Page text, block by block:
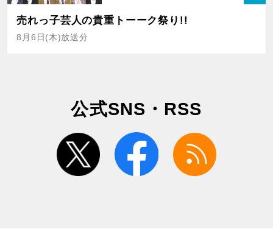
売れっ子芸人の貴重トーーク祭り!!
8月6日(木)放送分
公式SNS・RSS
twitter facebook